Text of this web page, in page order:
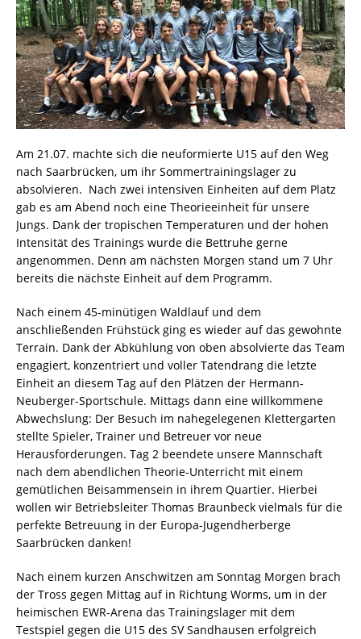
Am 21.07. machte sich die neuformierte U15 auf den Weg
nach Saarbrücken, um ihr Sommertrainingslager zu
absolvieren. Nach zwei intensiven Einheiten auf dem Platz
gab es am Abend noch eine Theorieeinheit für unsere
Jungs. Dank der tropischen Temperaturen und der hohen
Intensität des Trainings wurde die Bettruhe gerne
angenommen. Denn am nächsten Morgen stand um 7 Uhr
bereits die nächste Einheit auf dem Programm.
Nach einem 45-minütigen Waldlauf und dem
anschließenden Frühstück ging es wieder auf das gewohnte
Terrain. Dank der Abkühlung von oben absolvierte das Team
engagiert, konzentriert und voller Tatendrang die letzte
Einheit an diesem Tag auf den Plätzen der Hermann-
Neuberger-Sportschule. Mittags dann eine willkommene
Abwechslung: Der Besuch im nahegelegenen Klettergarten
stellte Spieler, Trainer und Betreuer vor neue
Herausforderungen. Tag 2 beendete unsere Mannschaft
nach dem abendlichen Theorie-Unterricht mit einem
gemütlichen Beisammensein in ihrem Quartier. Hierbei
wollen wir Betriebsleiter Thomas Braunbeck vielmals für die
perfekte Betreuung in der Europa-Jugendherberge
Saarbrücken danken!
Nach einem kurzen Anschwitzen am Sonntag Morgen brach
der Tross gegen Mittag auf in Richtung Worms, um in der
heimischen EWR-Arena das Trainingslager mit dem
Testspiel gegen die U15 des SV Sandhausen erfolgreich